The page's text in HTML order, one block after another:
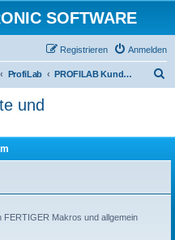
SOFTWARE
Anmelden
Registrieren
ProfiLab PROFILAB Kundenprojekte und Aufgabenstellungen
und
Makros und allgemein